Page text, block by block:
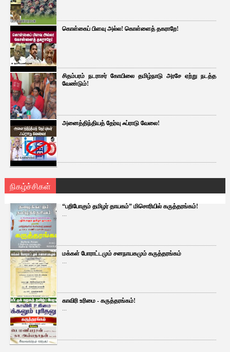
கொள்கைப் பிளவு அல்ல! கொள்ளைத் தகராறே!
சிதம்பரம் நடராசர் கோயிலை தமிழ்நாடு அரசே ஏற்று நடத்த
வேண்டும்!
அனைத்திந்தியத் தேர்வு ஃப்ராடு வேலை!
நிகழ்ச்சிகள்
“பறிபோகும் தமிழர் தாயகம்” மிசொரியில் கருத்தரங்கம்!
மக்கள் போராட்டமும் சனநாயகமும் கருத்தரங்கம்
காவிரி உரிமை - கருத்தரங்கம்!